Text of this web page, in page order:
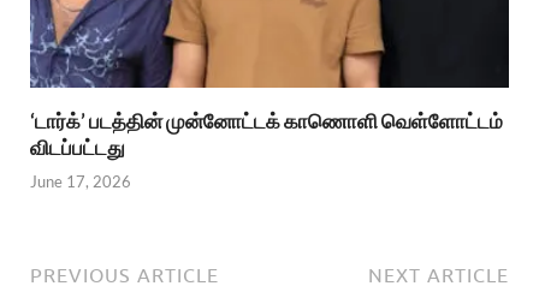
‘டார்க்’ படத்தின் முன்னோட்டக் காணொளி வெள்ளோட்டம்
விடப்பட்டது
June 17, 2026
PREVIOUS ARTICLE NEXT ARTICLE